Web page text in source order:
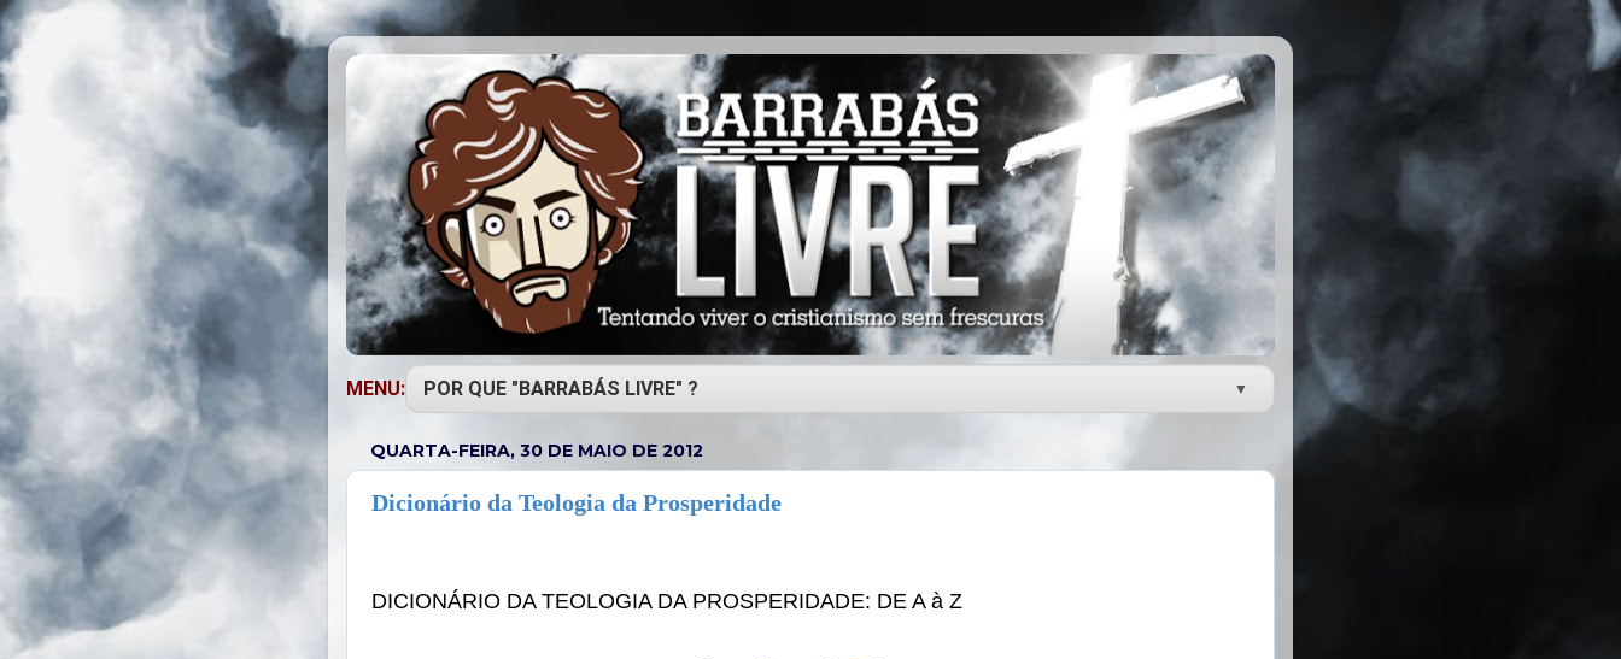
MENU:
QUARTA-FEIRA, 30 DE MAIO DE 2012
Dicionário da Teologia da Prosperidade
DICIONÁRIO DA TEOLOGIA DA PROSPERIDADE: DE A à Z